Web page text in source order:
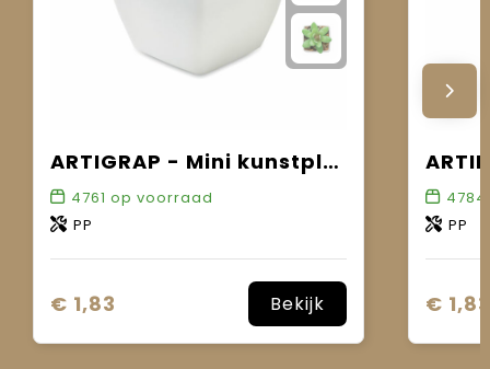
ARTIGRAP - Mini kunstplant
4761 op voorraad
PP
€ 1,83 Bekijk
4784
PP
€ 1,83